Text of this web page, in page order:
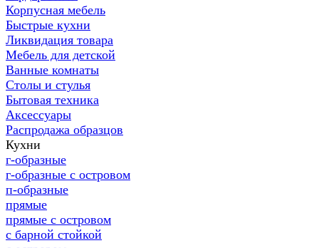
Корпусная мебель
Быстрые кухни
Ликвидация товара
Мебель для детской
Ванные комнаты
Столы и стулья
Бытовая техника
Аксессуары
Распродажа образцов
Кухни
г-образные
г-образные с островом
п-образные
прямые
прямые с островом
с барной стойкой